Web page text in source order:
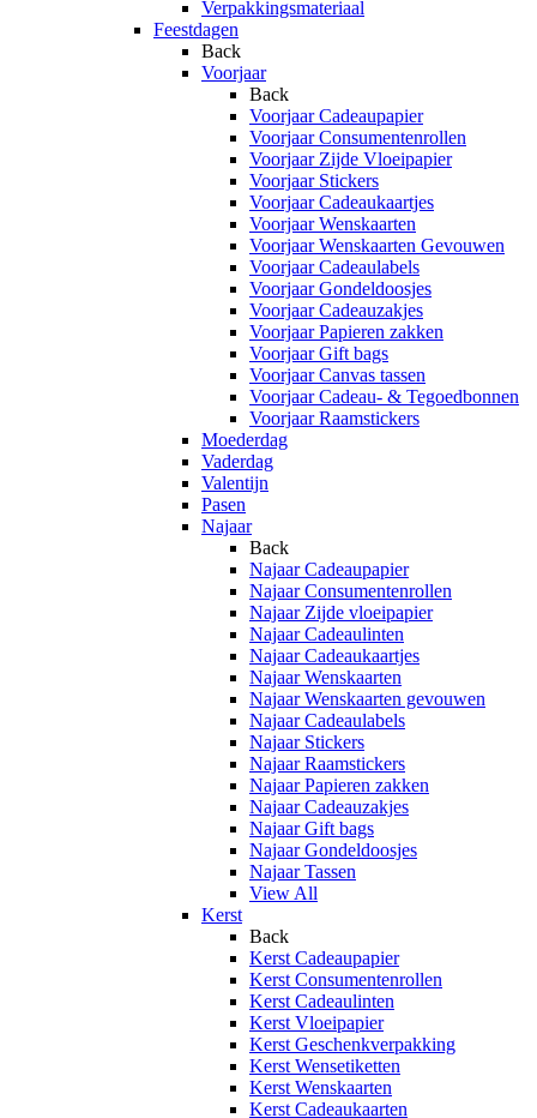
Verpakkingsmateriaal
Feestdagen
Back
Voorjaar
Back
Voorjaar Cadeaupapier
Voorjaar Consumentenrollen
Voorjaar Zijde Vloeipapier
Voorjaar Stickers
Voorjaar Cadeaukaartjes
Voorjaar Wenskaarten
Voorjaar Wenskaarten Gevouwen
Voorjaar Cadeaulabels
Voorjaar Gondeldoosjes
Voorjaar Cadeauzakjes
Voorjaar Papieren zakken
Voorjaar Gift bags
Voorjaar Canvas tassen
Voorjaar Cadeau- & Tegoedbonnen
Voorjaar Raamstickers
Moederdag
Vaderdag
Valentijn
Pasen
Najaar
Back
Najaar Cadeaupapier
Najaar Consumentenrollen
Najaar Zijde vloeipapier
Najaar Cadeaulinten
Najaar Cadeaukaartjes
Najaar Wenskaarten
Najaar Wenskaarten gevouwen
Najaar Cadeaulabels
Najaar Stickers
Najaar Raamstickers
Najaar Papieren zakken
Najaar Cadeauzakjes
Najaar Gift bags
Najaar Gondeldoosjes
Najaar Tassen
View All
Kerst
Back
Kerst Cadeaupapier
Kerst Consumentenrollen
Kerst Cadeaulinten
Kerst Vloeipapier
Kerst Geschenkverpakking
Kerst Wensetiketten
Kerst Wenskaarten
Kerst Cadeaukaarten